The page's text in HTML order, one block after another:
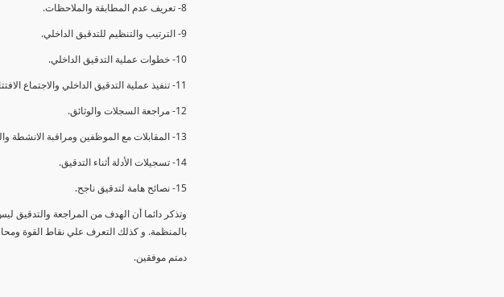
8- تعريف عدم المطابقة والملاحظات.
9- الترتيب والتنظيم للتدقيق الداخلي.
10- خطوات عملية التدقيق الداخلي.
11- تنفيذ عملية التدقيق الداخلي والاجتماع الافتتاحي.
12- مراجعة السجلات والوثائق.
13- المقابلات مع الموظفين ومراقبة الانشطة والمرافق.
14- تسجيلات الأدلة أثناء التدقيق.
15- نصائح هامة لتدقيق ناجح.
وتذكر دائما أن الهدف من المراجعة
بالمنظمة. و كذلك التعرف علي نقاط القوة
دمتم موفقين.